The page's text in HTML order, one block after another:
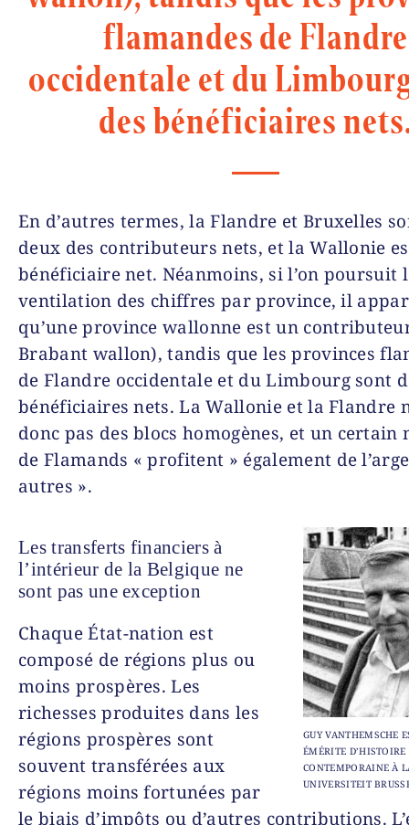
flamandes de Flandre
occidentale et du
des bénéficiaires
En d’autres termes, la Flandre et Bruxelles
deux des contributeurs nets, et la Wallonie
bénéficiaire net. Néanmoins, si l’on poursuit
ventilation des chiffres par province, il
qu’une province wallonne est un
Brabant wallon), tandis que les provinces
de Flandre occidentale et du Limbourg sont
bénéficiaires nets. La Wallonie et la Flandre
donc pas des blocs homogènes, et un certain
de Flamands « profitent » également de
autres ».
GUY VANTHEMSCHE
ÉMÉRITE D’HISTOIRE
CONTEMPORAINE À
UNIVERSITEIT
Les transferts financiers à
l’intérieur de la Belgique ne
sont pas une exception
Chaque État-nation est
composé de régions plus ou
moins prospères. Les
richesses produites dans les
régions prospères sont
souvent transférées aux
régions moins fortunées par
le biais d’impôts ou d’autres contributions.